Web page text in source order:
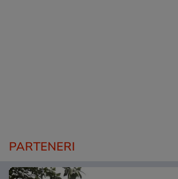
PARTENERI